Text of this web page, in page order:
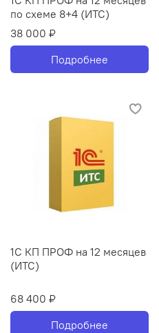
по схеме 8+4 (ИТС)
38 000 ₽
Подробнее
1С КП ПРОФ на 12 месяцев
(ИТС)
68 400 ₽
Подробнее